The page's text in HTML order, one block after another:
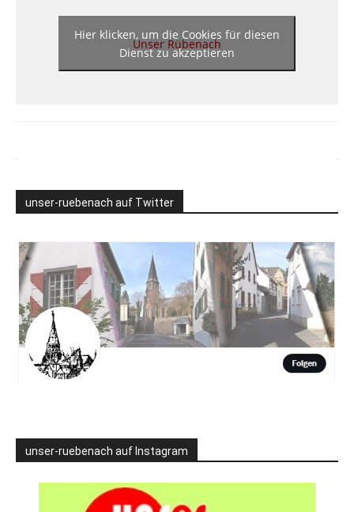
Unser Rübenach
Hier klicken, um die Cookies für diesen
Dienst zu akzeptieren
unser-ruebenach auf Twitter
unser-ruebenach auf Instagram